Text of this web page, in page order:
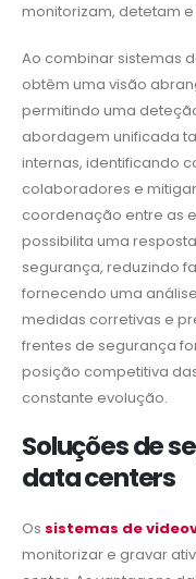
monitorizam, detetam
Ao combinar sistemas
obtêm uma visão
permitindo uma
abordagem unificada
internas, identificando
colaboradores e
coordenação entre as
possibilita uma
segurança, reduzindo
fornecendo uma
medidas corretivas e
frentes de segurança
posição competitiva
constante evolução.
Soluções de
data centers
Os sistemas de
monitorizar e gravar